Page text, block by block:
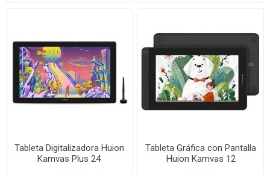
Tableta Digitalizadora Huion
Kamvas Plus 24
Tableta Gráfica con Pantalla
Huion Kamvas 12